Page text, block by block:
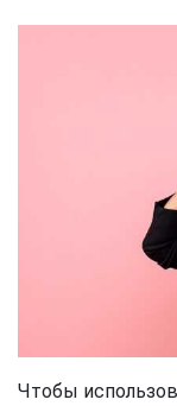
Чтобы